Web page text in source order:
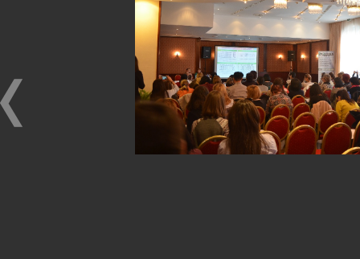
Изменения в трудовом и
налоговом
законодательстве:
Обязательное
медицинское страхование,